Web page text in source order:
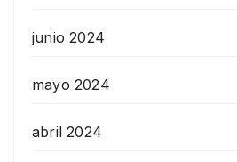
junio 2024
mayo 2024
abril 2024